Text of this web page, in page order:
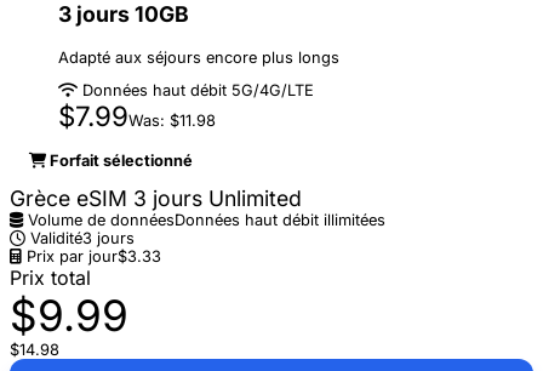
3 jours 10GB
Adapté aux séjours encore plus longs
Données haut débit 5G/4G/LTE
$7.99Was: $11.98
Forfait sélectionné
Grèce eSIM 3 jours Unlimited
Volume de donnéesDonnées haut débit illimitées
Validité3 jours
Prix par jour$3.33
Prix total
$9.99
$14.98